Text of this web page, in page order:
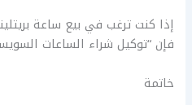
إذا كنت ترغب في بيع ساعة
فإن “توكيل شراء الساعات
خاتمة